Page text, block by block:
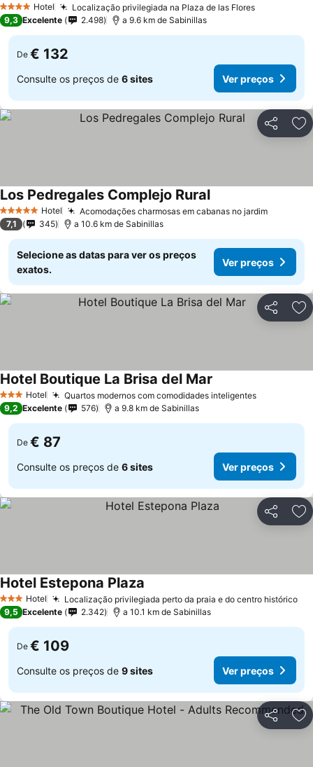
4 EstrelasHotel Localização privilegiada na Plaza de las Flores
9,3 Excelente 2.498 a 9.6 km de Sabinillas
De € 132
Consulte os preços de 6 sites Ver preços
Partilhar
5 Estrelas Hotel Acomodações charmosas em cabanas no jardim
Los Pedregales Complejo Rural
7,1 345 a 10.6 km de Sabinillas
Selecione as datas para ver os preços
exatos.
Ver preços
Partilhar
3 EstrelasHotel Quartos modernos com comodidades inteligentes
Hotel Boutique La Brisa del Mar
9,2 Excelente 576 a 9.8 km de Sabinillas
De € 87
Consulte os preços de 6 sites Ver preços
Partilhar
3 EstrelasHotel Localização privilegiada perto da praia e do centro histórico
Hotel Estepona Plaza
9,5 Excelente 2.342 a 10.1 km de Sabinillas
De € 109
Consulte os preços de 9 sites Ver preços
Partilhar